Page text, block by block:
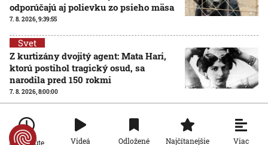
odporúčajú aj polievku zo psieho mäsa
7. 8. 2026, 9:39:55
Svet
Z kurtizány dvojitý agent: Mata Hari,
ktorú postihol tragický osud, sa
narodila pred 150 rokmi
7. 8. 2026, 8:00:00
Svet
Pri streľbe v škole v Thajsku zomrelo
osem ľudí. Páchateľ zabil žiakov i
Po minúte Videá Odložené Najčítanejšie Viac